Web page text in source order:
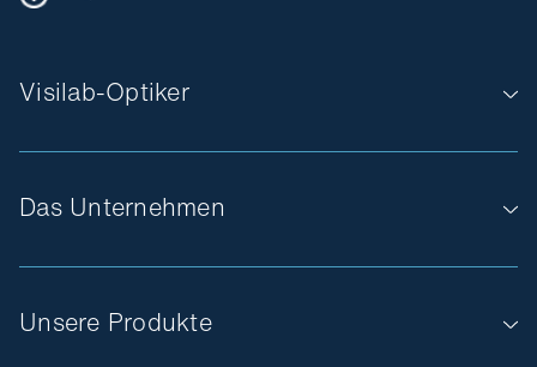
Das Unternehmen
Unsere Produkte
Visilab-Optiker